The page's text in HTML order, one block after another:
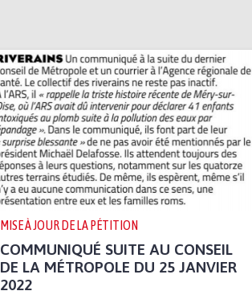
MISE À JOUR DE LA PÉTITION
COMMUNIQUÉ SUITE AU CONSEIL
DE LA MÉTROPOLE DU 25 JANVIER
2022